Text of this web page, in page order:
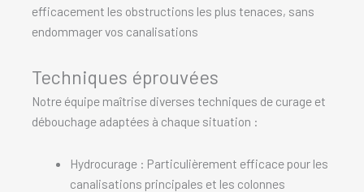
efficacement les obstructions les plus tenaces, sans
endommager vos canalisations
Techniques éprouvées
Notre équipe maîtrise diverses techniques de curage et
débouchage adaptées à chaque situation :
Hydrocurage : Particulièrement efficace pour les
canalisations principales et les colonnes